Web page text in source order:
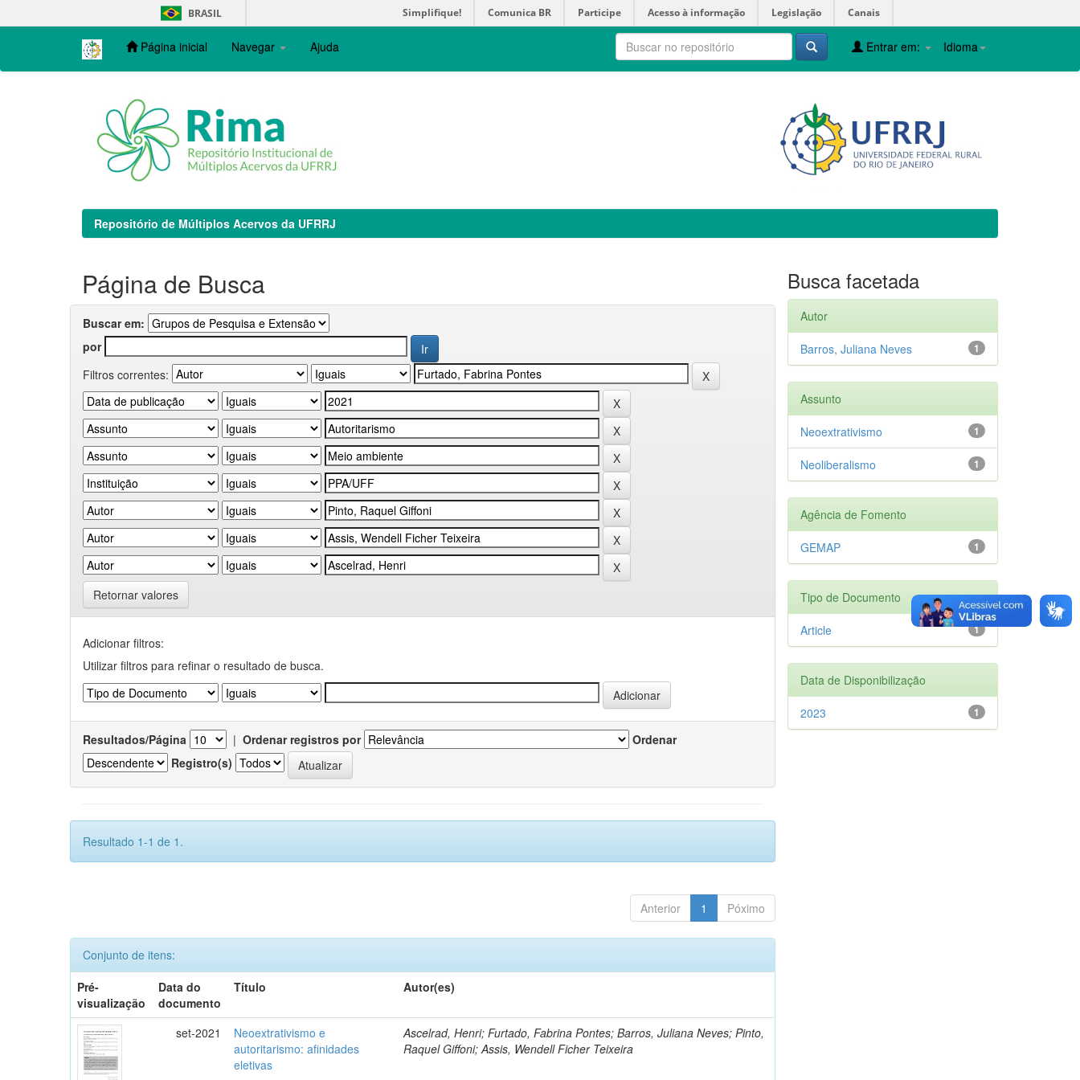
navigation
BRASIL Simplifique! Comunica BR Participe Acesso à informação Legislação Canais
Página inicial Navegar Ajuda Idioma
Entrar em:
Repositório de Múltiplos Acervos da UFRRJ
Página de Busca
Buscar em:
por
Filtros correntes:
Retornar valores
Adicionar filtros:
Utilizar filtros para refinar o resultado de busca.
Resultados/Página | Ordenar registros por
Ordenar
Registro(s)
Resultado 1-1 de 1.
Anterior 1 Póximo
Conjunto de itens:
Pré-
visualização
Data do
documento
Título Autor(es)
set-2021
Neoextrativismo e
autoritarismo: afinidades
eletivas
Ascelrad, Henri; Furtado, Fabrina Pontes; Barros, Juliana Neves; Pinto,
Raquel Giffoni; Assis, Wendell Ficher Teixeira
Busca facetada
Autor
1
Barros, Juliana Neves
Assunto
1
Neoextrativismo
1
Neoliberalismo
Agência de Fomento
1
GEMAP
Tipo de Documento
1
Article
Data de Disponibilização
1
2023